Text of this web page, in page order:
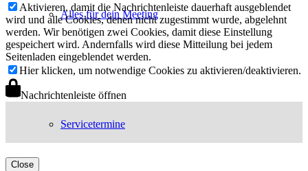
Alles für dein Meeting
Servicetermine
Aktivieren, damit die Nachrichtenleiste dauerhaft ausgeblendet
wird und alle Cookies, denen nicht zugestimmt wurde, abgelehnt
werden. Wir benötigen zwei Cookies, damit diese Einstellung
gespeichert wird. Andernfalls wird diese Mitteilung bei jedem
Seitenladen eingeblendet werden.
Hier klicken, um notwendige Cookies zu aktivieren/deaktivieren.
Nachrichtenleiste öffnen
Close